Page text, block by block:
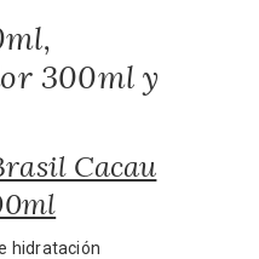
300ml y
Cacau
hidratación